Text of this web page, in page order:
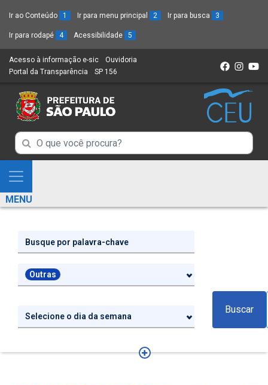
Ir ao Conteúdo 1 Ir para menu principal 2 Ir para busca 3
Ir para rodapé 4 Acessibilidade 5
Acesso à informação e-sic (Link
para
novo
sítio)
Ouvidoria
Portal da Transparência (Link
um
novo
SP 156
Campo
de
Busca
de
Campo
de
de
informações
Mostra
e
Esconde
Menu
MENU
Outras
Selecione o dia da semana
Buscar